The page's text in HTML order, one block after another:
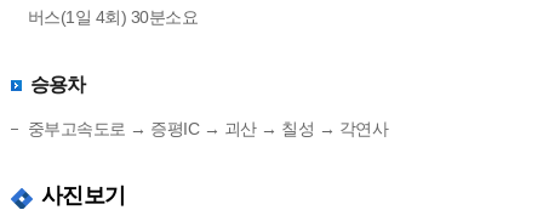
버스(1일 4회) 30분소요
승용차
중부고속도로 → 증평IC → 괴산 → 칠성 → 각연사
사진보기